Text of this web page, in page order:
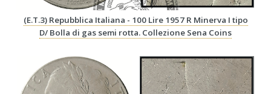
(E.T.3) Repubblica Italiana - 100 Lire 1957 R Minerva I tipo
D/ Bolla di gas semi rotta. Collezione Sena Coins